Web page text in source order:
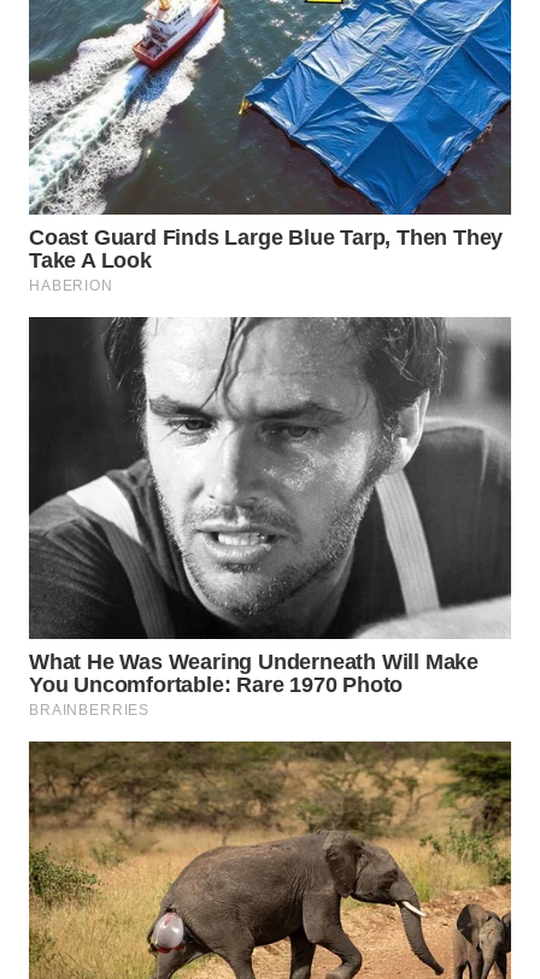
CIANJUR
WN
KEPULAUAN
SERIBU
WN
TANGERANG
WN
CIREBON
INDRAMAYU
WN
KUNINGAN
WN
MAJALENGKA
SUBANG
WN
SUKABUMI
WN
PURWAKARTA